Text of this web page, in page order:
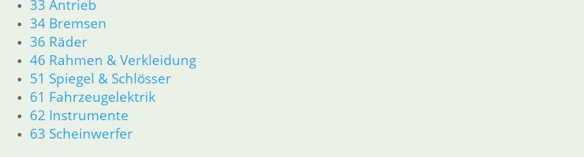
33 Antrieb
34 Bremsen
36 Räder
46 Rahmen & Verkleidung
51 Spiegel & Schlösser
61 Fahrzeugelektrik
62 Instrumente
63 Scheinwerfer
Kupplungsscheibe
Artikelnummer: 1451512
inkl. MwSt.
zzgl.Versandkosten
In den Warenkorb
Druckkolben